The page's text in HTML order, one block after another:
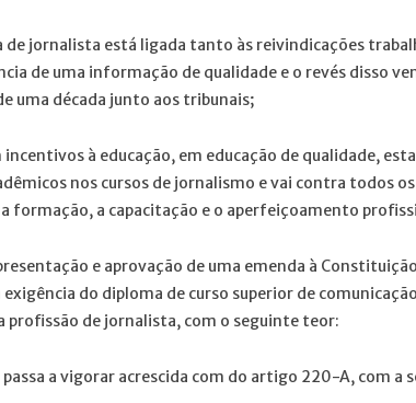
jornalista está ligada tanto às reivindicações
de uma informação de qualidade e o revés disso
uma década junto aos tribunais;
à educação, em educação de qualidade,
nos cursos de jornalismo e vai contra todos
formação, a capacitação e o aperfeiçoamento
e aprovação de uma emenda à
do diploma de curso superior de
profissão de jornalista, com o seguinte teor:
a vigorar acrescida com do artigo 220-A, com a